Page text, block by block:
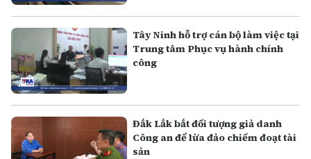
Tây Ninh hỗ trợ cán bộ làm việc tại
Trung tâm Phục vụ hành chính
công
Đắk Lắk bắt đối tượng giả danh
Công an để lừa đảo chiếm đoạt tài
sản